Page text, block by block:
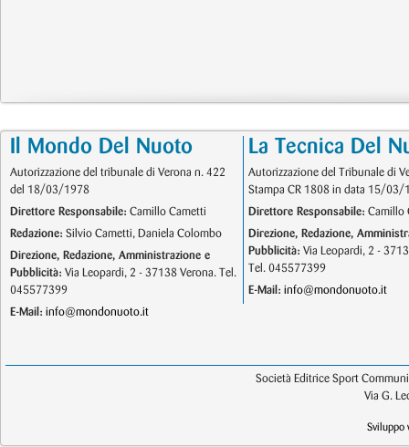
Il Mondo Del Nuoto
Autorizzazione del tribunale di Verona n. 422
del 18/03/1978
Direttore Responsabile: Camillo Cametti
Redazione: Silvio Cametti, Daniela Colombo
Direzione, Redazione, Amministrazione e
Pubblicità: Via Leopardi, 2 - 37138 Verona. Tel.
045577399
E-Mail: info@mondonuoto.it
La Tecnica Del
Autorizzazione del Tribunale di
Stampa CR 1808 in data 15/03/
Direttore Responsabile: Camillo
Direzione, Redazione,
Pubblicità: Via Leopardi, 2 -
Tel. 045577399
E-Mail: info@mondonuoto.it
Società Editrice Sport
Via G.
Sviluppo